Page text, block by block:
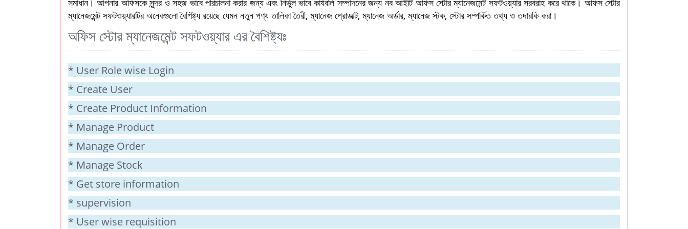
সমাধান। আপনার অফিসকে সুন্দর ও সহজ ভাবে পরিচালনা করার জন্য এবং নির্ভুল ভাবে কার্যবলি সম্পাদনের জন্য নব আইটি অফিস স্টোর ম্যানেজমেন্ট সফটওয়্যার সরবরাহ করে থাকে। অফিস স্টোর
ম্যানেজমেন্ট সফটওয়্যারটির অনেকগুলো বৈশিষ্ট্য রয়েছে যেমন নতুন পণ্য তালিকা তৈরী, ম্যানেজ প্রোডাক্ট, ম্যানেজ অর্ডার, ম্যানেজ স্টক, স্টোর সম্পর্কিত তথ্য ও তদারকি করা।
অফিস স্টোর ম্যানেজমেন্ট সফটওয়্যার এর বৈশিষ্ট্যঃ
* User Role wise Login
* Create User
* Create Product Information
* Manage Product
* Manage Order
* Manage Stock
* Get store information
* supervision
* User wise requisition